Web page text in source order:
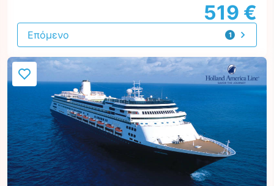
519 €
1
προσφορά
Επόμενο